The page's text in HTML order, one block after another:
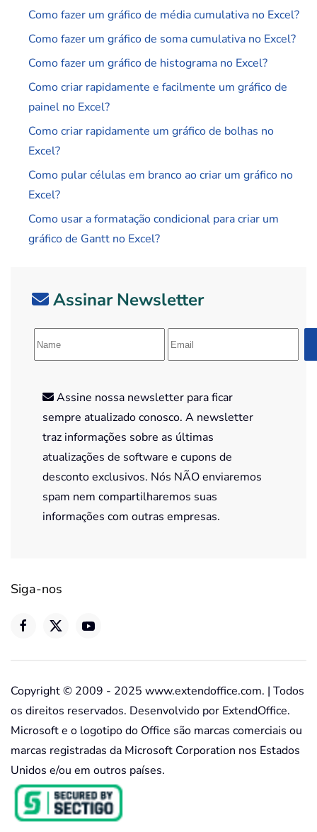
Como fazer um gráfico de média cumulativa no Excel?
Como fazer um gráfico de soma cumulativa no Excel?
Como fazer um gráfico de histograma no Excel?
Como criar rapidamente e facilmente um gráfico de
painel no Excel?
Como criar rapidamente um gráfico de bolhas no
Excel?
Como pular células em branco ao criar um gráfico no
Excel?
Como usar a formatação condicional para criar um
gráfico de Gantt no Excel?
Assinar Newsletter
Assine nossa newsletter para ficar
sempre atualizado conosco. A newsletter
traz informações sobre as últimas
atualizações de software e cupons de
desconto exclusivos. Nós NÃO enviaremos
spam nem compartilharemos suas
informações com outras empresas.
Siga-nos
Copyright © 2009 - 2025 www.extendoffice.com. | Todos
os direitos reservados. Desenvolvido por ExtendOffice.
Microsoft e o logotipo do Office são marcas comerciais ou
marcas registradas da Microsoft Corporation nos Estados
Unidos e/ou em outros países.